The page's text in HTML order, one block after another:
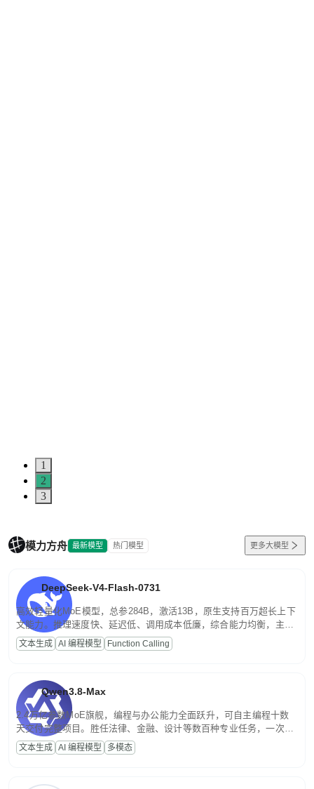
1
2
3
模力方舟 最新模型 热门模型 更多大模型
DeepSeek-V4-Flash-0731
高效轻量化MoE模型，总参284B，激活13B，原生支持百万超长上下
文能力。推理速度快、延迟低、调用成本低廉，综合能力均衡，主打
高并发、轻量化任务，适合日常对话、内容创作、基础 RAG、批量
文案处理等普惠刚需场景。
文本生成 AI 编程模型 Function Calling
Qwen3.8-Max
2.4万亿参数MoE旗舰，编程与办公能力全面跃升，可自主编程十数
天交付完整项目。胜任法律、金融、设计等数百种专业任务，一次对
话端到端交付生产级成果。原生视觉理解贯穿规划、执行与验证全流
程，支持超长文档与长视频的深度语义解析。长程任务中自主规划与
文本生成 AI 编程模型 多模态